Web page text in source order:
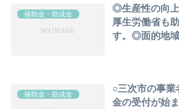
補助金・助成金
◎生産性の向上
厚生労働省も
す。◎面的地
補助金・助成金
○三次市の事業
金の受付が始